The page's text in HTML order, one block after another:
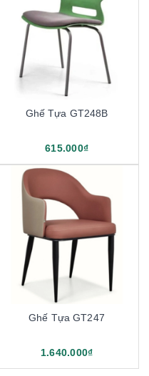
Ghế Tựa GT248B
615.000₫
Ghế Tựa GT247
1.640.000₫